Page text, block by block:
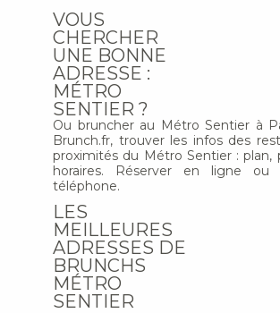
VOUS
CHERCHER
UNE BONNE
ADRESSE :
MÉTRO
SENTIER ?
Ou bruncher au Métro Sentier à
Brunch.fr, trouver les infos des
proximités du Métro Sentier : plan,
horaires. Réserver en ligne ou
téléphone.
LES
MEILLEURES
ADRESSES DE
BRUNCHS
MÉTRO
SENTIER